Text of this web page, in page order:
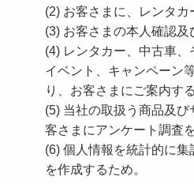
(2) お客さまに、レンタカ
(3) お客さまの本人確認及
(4) レンタカー、中古車
イベント、キャンペーン
り、お客さまにご案内する
(5) 当社の取扱う商品及
客さまにアンケート調査
(6) 個人情報を統計的に
を作成するため。